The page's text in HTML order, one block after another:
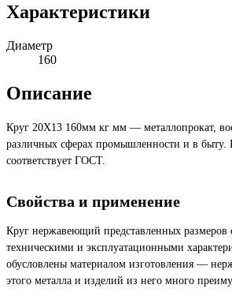
Характеристики
Диаметр
160
Описание
Круг 20Х13 160мм кг мм — металлопрокат,
различных сферах промышленности и в быту.
соответствует ГОСТ.
Свойства и применение
Круг нержавеющий представленных размеров
техническими и эксплуатационными
обусловлены материалом изготовления —
этого металла и изделий из него много